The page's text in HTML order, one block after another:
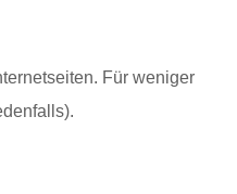
Für weniger